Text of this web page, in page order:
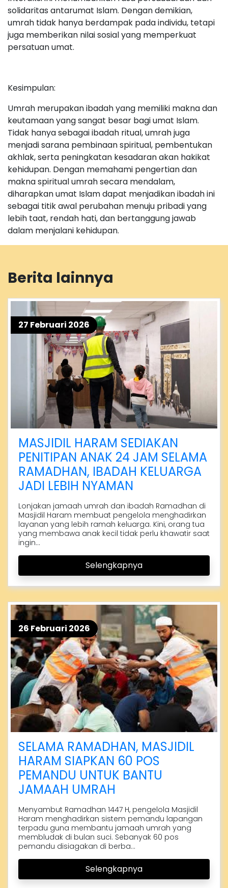
solidaritas antarumat Islam. Dengan demikian,
umrah tidak hanya berdampak pada individu, tetapi
juga memberikan nilai sosial yang memperkuat
persatuan umat.
Kesimpulan:
Umrah merupakan ibadah yang memiliki makna dan
keutamaan yang sangat besar bagi umat Islam.
Tidak hanya sebagai ibadah ritual, umrah juga
menjadi sarana pembinaan spiritual, pembentukan
akhlak, serta peningkatan kesadaran akan hakikat
kehidupan. Dengan memahami pengertian dan
makna spiritual umrah secara mendalam,
diharapkan umat Islam dapat menjadikan ibadah ini
sebagai titik awal perubahan menuju pribadi yang
lebih taat, rendah hati, dan bertanggung jawab
dalam menjalani kehidupan.
Berita lainnya
MASJIDIL HARAM SEDIAKAN
PENITIPAN ANAK 24 JAM SELAMA
RAMADHAN, IBADAH KELUARGA
JADI LEBIH NYAMAN
Lonjakan jamaah umrah dan ibadah Ramadhan di
Masjidil Haram membuat pengelola menghadirkan
layanan yang lebih ramah keluarga. Kini, orang tua
yang membawa anak kecil tidak perlu khawatir saat
ingin...
Selengkapnya
27 Februari 2026
SELAMA RAMADHAN, MASJIDIL
HARAM SIAPKAN 60 POS
PEMANDU UNTUK BANTU
JAMAAH UMRAH
Menyambut Ramadhan 1447 H, pengelola Masjidil
Haram menghadirkan sistem pemandu lapangan
terpadu guna membantu jamaah umrah yang
membludak di bulan suci. Sebanyak 60 pos
pemandu disiagakan di berba...
Selengkapnya
26 Februari 2026